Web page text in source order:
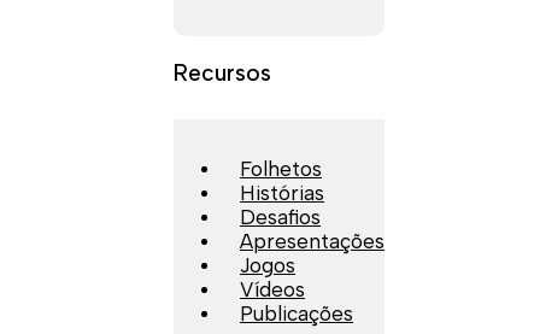
Recursos
Folhetos
Histórias
Desafios
Apresentações
Jogos
Vídeos
Publicações